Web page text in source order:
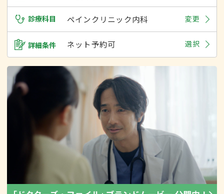
診療科目 ペインクリニック内科 変更
詳細条件 ネット予約可 選択